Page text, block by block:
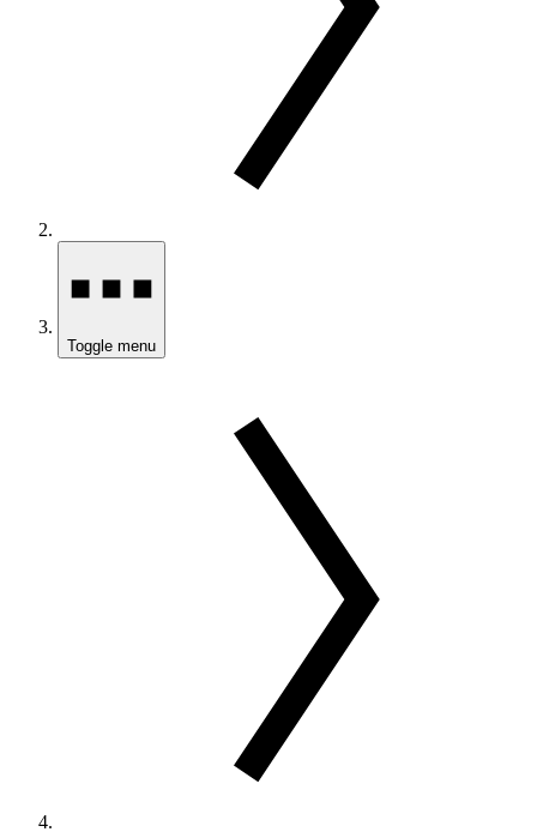
Toggle menu